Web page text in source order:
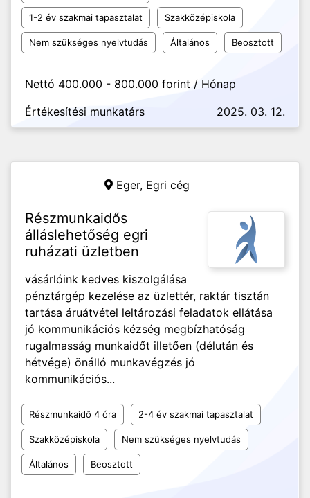
1-2 év szakmai tapasztalat Szakközépiskola
Nem szükséges nyelvtudás Általános Beosztott
Nettó 400.000 - 800.000 forint / Hónap
Értékesítési munkatárs
2025. 03. 12.
Eger, Egri cég
Részmunkaidős
álláslehetőség egri
ruházati üzletben
vásárlóink kedves kiszolgálása
pénztárgép kezelése az üzlettér, raktár tisztán
tartása áruátvétel leltározási feladatok ellátása
jó kommunikációs kézség megbízhatóság
rugalmasság munkaidőt illetően (délután és
hétvége) önálló munkavégzés jó
kommunikációs...
Részmunkaidő 4 óra 2-4 év szakmai tapasztalat
Szakközépiskola Nem szükséges nyelvtudás
Általános Beosztott